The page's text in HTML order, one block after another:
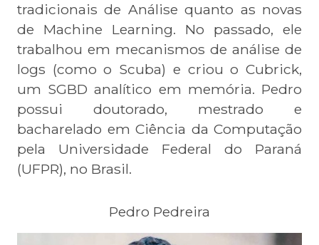
tradicionais de Análise quanto as novas
de Machine Learning. No passado, ele
trabalhou em mecanismos de análise de
logs (como o Scuba) e criou o Cubrick,
um SGBD analítico em memória. Pedro
possui doutorado, mestrado e
bacharelado em Ciência da Computação
pela Universidade Federal do Paraná
(UFPR), no Brasil.
Pedro Pedreira